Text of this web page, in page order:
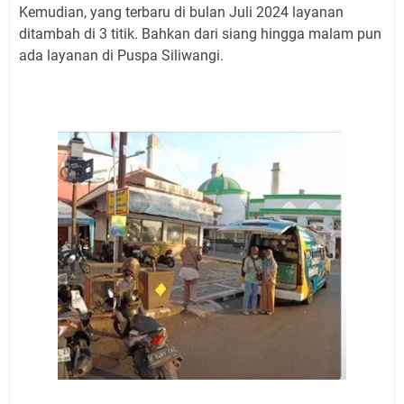
Kemudian, yang terbaru di bulan Juli 2024 layanan
ditambah di 3 titik. Bahkan dari siang hingga malam pun
ada layanan di Puspa Siliwangi.